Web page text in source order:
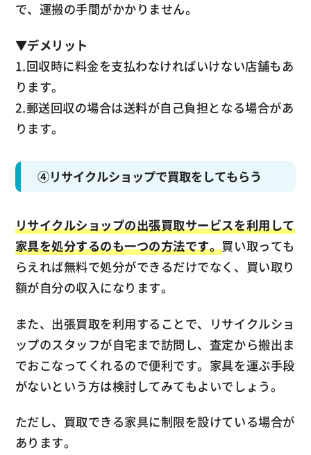
で、運搬の手間がかかりません。
▼デメリット
1.回収時に料金を支払わなければいけない店舗もあ
ります。
2.郵送回収の場合は送料が自己負担となる場合があ
ります。
④リサイクルショップで買取をしてもらう
リサイクルショップの出張買取サービスを利用して
家具を処分するのも一つの方法です。買い取っても
らえれば無料で処分ができるだけでなく、買い取り
額が自分の収入になります。
また、出張買取を利用することで、リサイクルショ
ップのスタッフが自宅まで訪問し、査定から搬出ま
でおこなってくれるので便利です。家具を運ぶ手段
がないという方は検討してみてもよいでしょう。
ただし、買取できる家具に制限を設けている場合が
あります。